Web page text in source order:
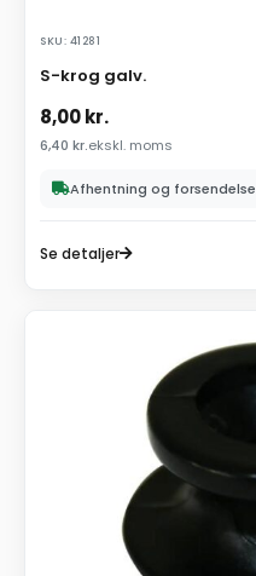
SKU: 41281
S-krog galv.
8,00kr.
6,40 kr.ekskl. moms
Afhentning og forsendelse
Se detaljer